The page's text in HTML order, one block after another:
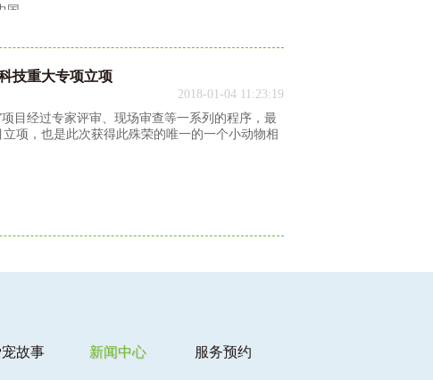
国
技重大专项立项
2018-01-04 11:23:19
目经过专家评审、现场审查等一系列的程序，最
项，也是此次获得此殊荣的唯一的一个小动物相
故事 新闻中心 服务预约